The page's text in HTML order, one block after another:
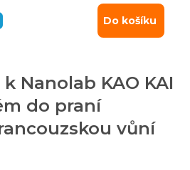
Do košíku
Nanolab KAO KAI
do praní
vůní